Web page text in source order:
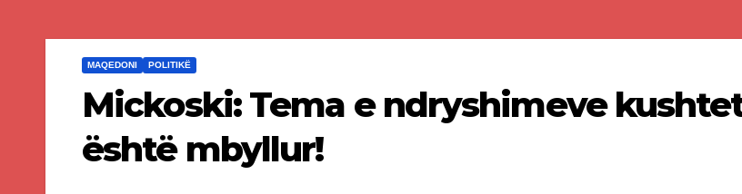
MAQEDONI POLITIKË
Mickoski: Tema e ndryshimeve
është mbyllur!